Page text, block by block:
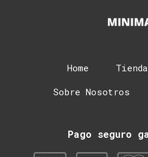
Home
Sobre Nosotros
Pago seguro